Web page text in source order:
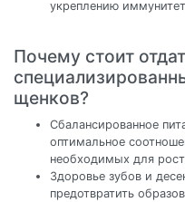
укреплению
Почему стоит
щенков?
Сбалансированное
оптимальное
необходимых для
Здоровье зубов и
предотвратить